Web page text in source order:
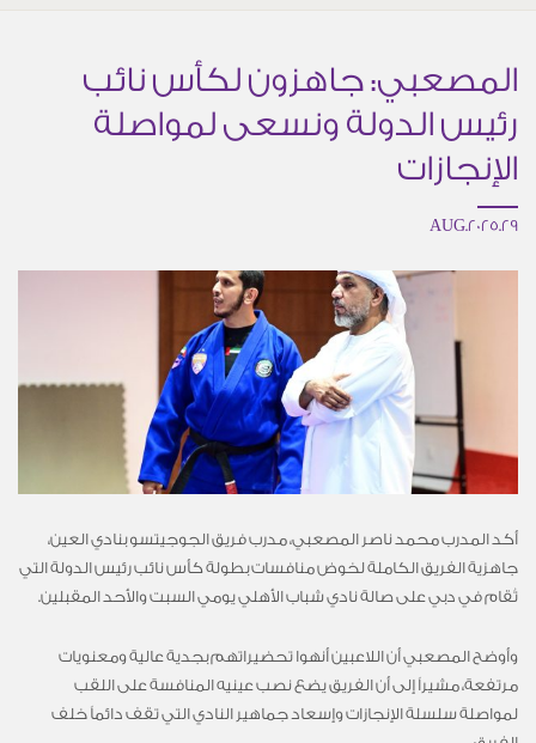
المصعبي: جاهزون لكأس نائب
رئيس الدولة ونسعى لمواصلة
الإنجازات
29.AUG.2025
أكد المدرب محمد ناصر المصعبي، مدرب فريق الجوجيتسو بنادي العين،
جاهزية الفريق الكاملة لخوض منافسات بطولة كأس نائب رئيس الدولة التي
تُقام في دبي على صالة نادي شباب الأهلي يومي السبت والأحد المقبلين.
وأوضح المصعبي أن اللاعبين أنهوا تحضيراتهم بجدية عالية ومعنويات
مرتفعة، مشيراً إلى أن الفريق يضع نصب عينيه المنافسة على اللقب
لمواصلة سلسلة الإنجازات وإسعاد جماهير النادي التي تقف دائماً خلف